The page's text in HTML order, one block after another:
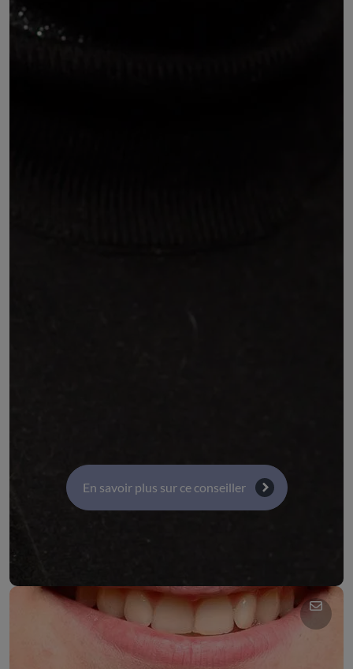
En savoir plus sur ce conseiller